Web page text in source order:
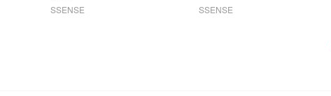
SSENSE SSENSE